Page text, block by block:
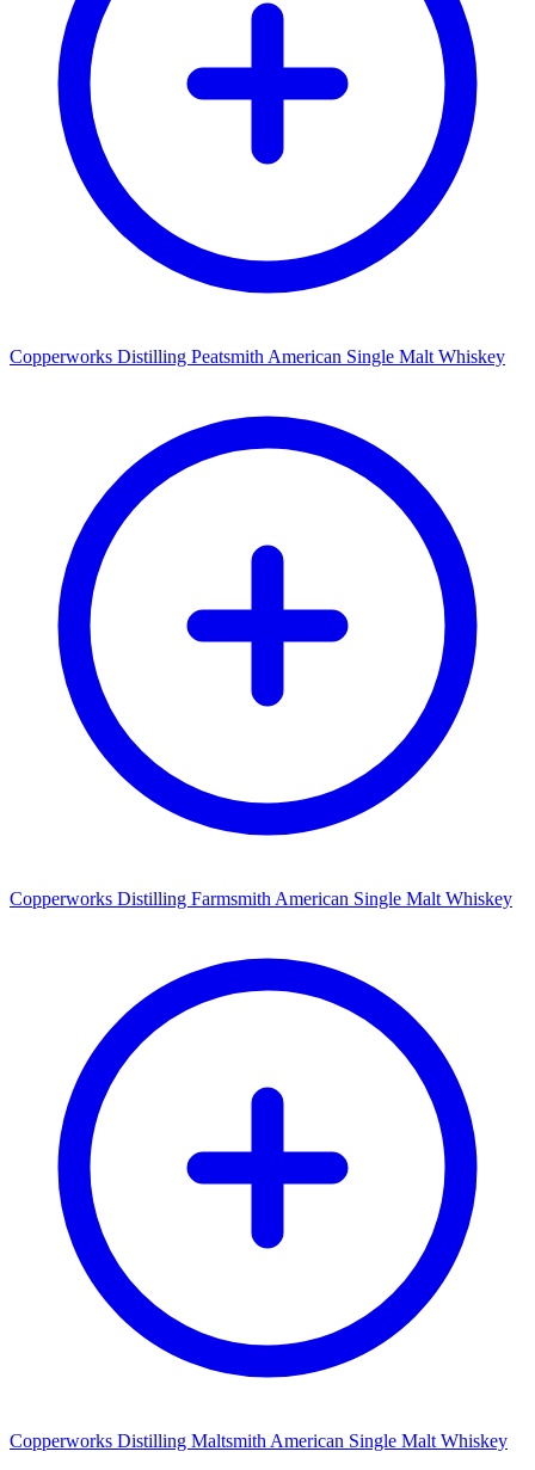
Copperworks Distilling Peatsmith American Single Malt Whiskey
Copperworks Distilling Farmsmith American Single Malt Whiskey
Copperworks Distilling Maltsmith American Single Malt Whiskey